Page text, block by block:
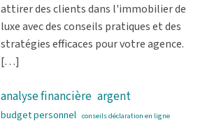
attirer des clients dans l'immobilier de
luxe avec des conseils pratiques et des
stratégies efficaces pour votre agence.
[…]
analyse financière argent
budget personnel conseils déclaration en ligne